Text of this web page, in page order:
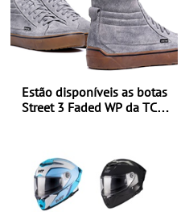
Estão disponíveis as botas
Street 3 Faded WP da TCX